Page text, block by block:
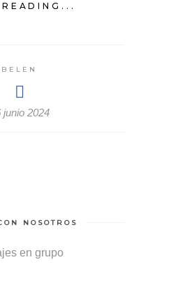
BELEN
junio 2024
NOSOTROS